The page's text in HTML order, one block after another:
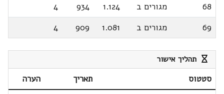
68
מגורים ב 1.124
934
4
69
מגורים ב 1.081
909
4
תהליך אישור
סטטוס תאריך
הערה